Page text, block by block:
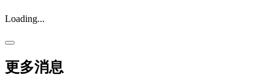
Loading...
更多消息